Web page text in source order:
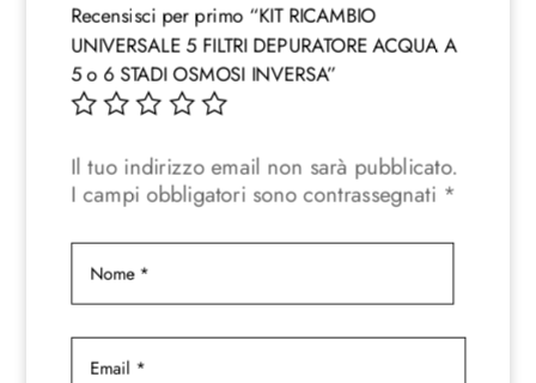
Recensisci per primo “KIT RICAMBIO
UNIVERSALE 5 FILTRI DEPURATORE ACQUA A
5 o 6 STADI OSMOSI INVERSA”
Il tuo indirizzo email non sarà pubblicato.
I campi obbligatori sono contrassegnati *